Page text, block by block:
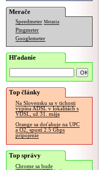
Merače
Speedmeter Merania
Pingmeter
Googlemeter
Hľadanie
Top články
Na Slovensku sa v tichosti
vypína ADSL v lokalitách s
VDSL, už 31. mája
Orange sa doťahuje na UPC
a O2, spustí 2.5 Gbps
pripojenie
Top správy
Chrome sa bude